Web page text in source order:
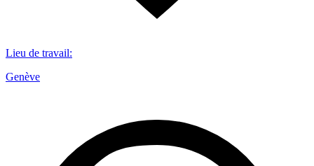
Lieu de travail:
Genève